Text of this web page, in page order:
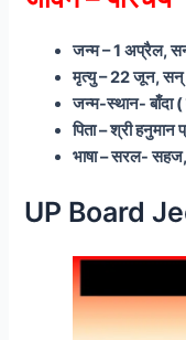
जन्म – 1 अप्रैल,
मृत्यु – 22 जून,
जन्म-स्थान- बाँदा (
पिता – श्री हनुमान
भाषा – सरल-
UP Board